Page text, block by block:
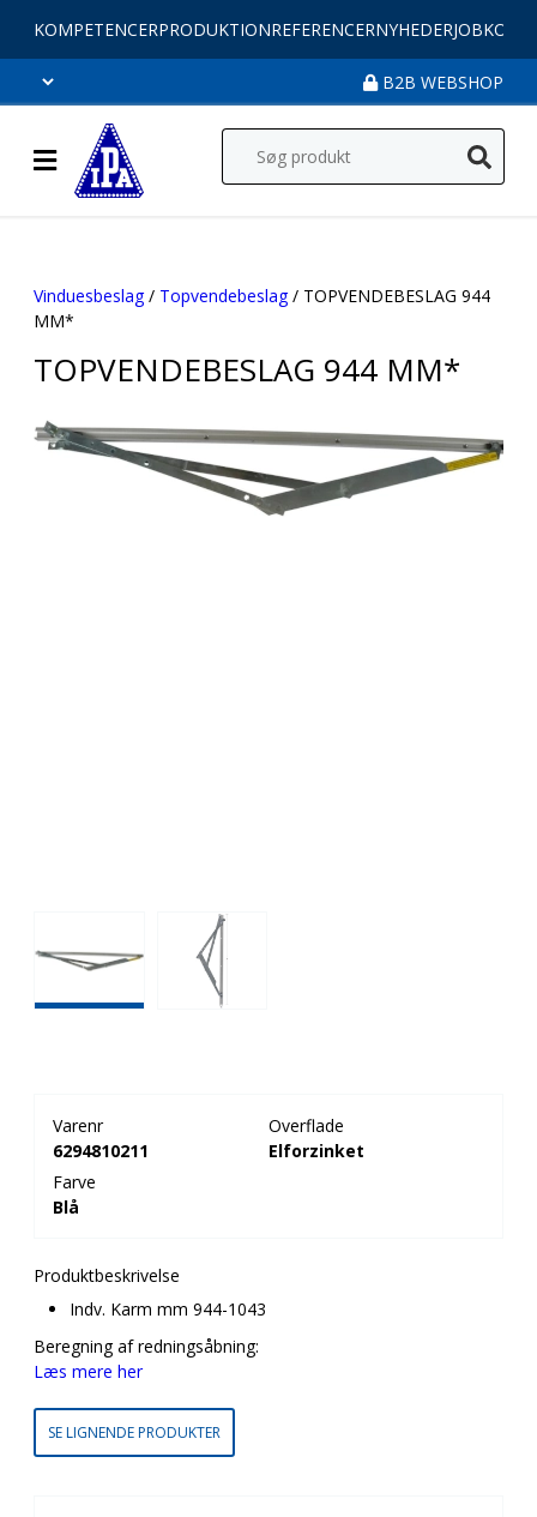
KOMPETENCERPRODUKTIONREFERENCERNYHEDERJOB
B2B WEBSHOP
Vinduesbeslag/ Topvendebeslag/ TOPVENDEBESLAG 944
MM*
TOPVENDEBESLAG 944 MM*
Varenr
6294810211
Overflade
Elforzinket
Farve
Blå
Produktbeskrivelse
Indv. Karm mm 944-1043
Beregning af redningsåbning:
Læs mere her
SE LIGNENDE PRODUKTER